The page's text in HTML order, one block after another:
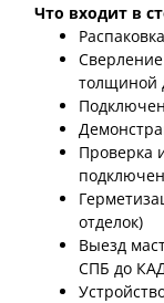
Что входит в
толщиной
Проверка
отделок)
Выезд
СПБ до